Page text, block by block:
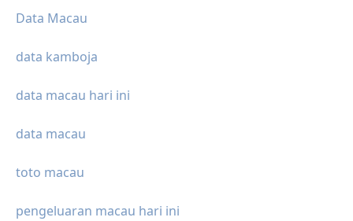
Data Macau
data kamboja
data macau hari ini
data macau
toto macau
pengeluaran macau hari ini